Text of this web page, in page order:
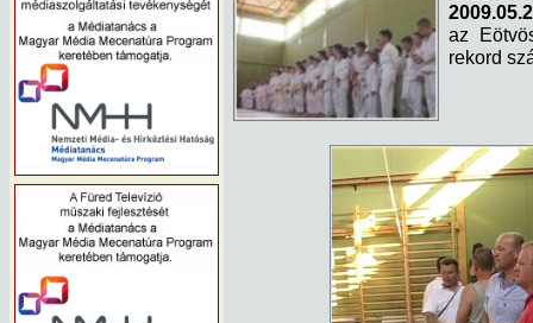
az
rekord